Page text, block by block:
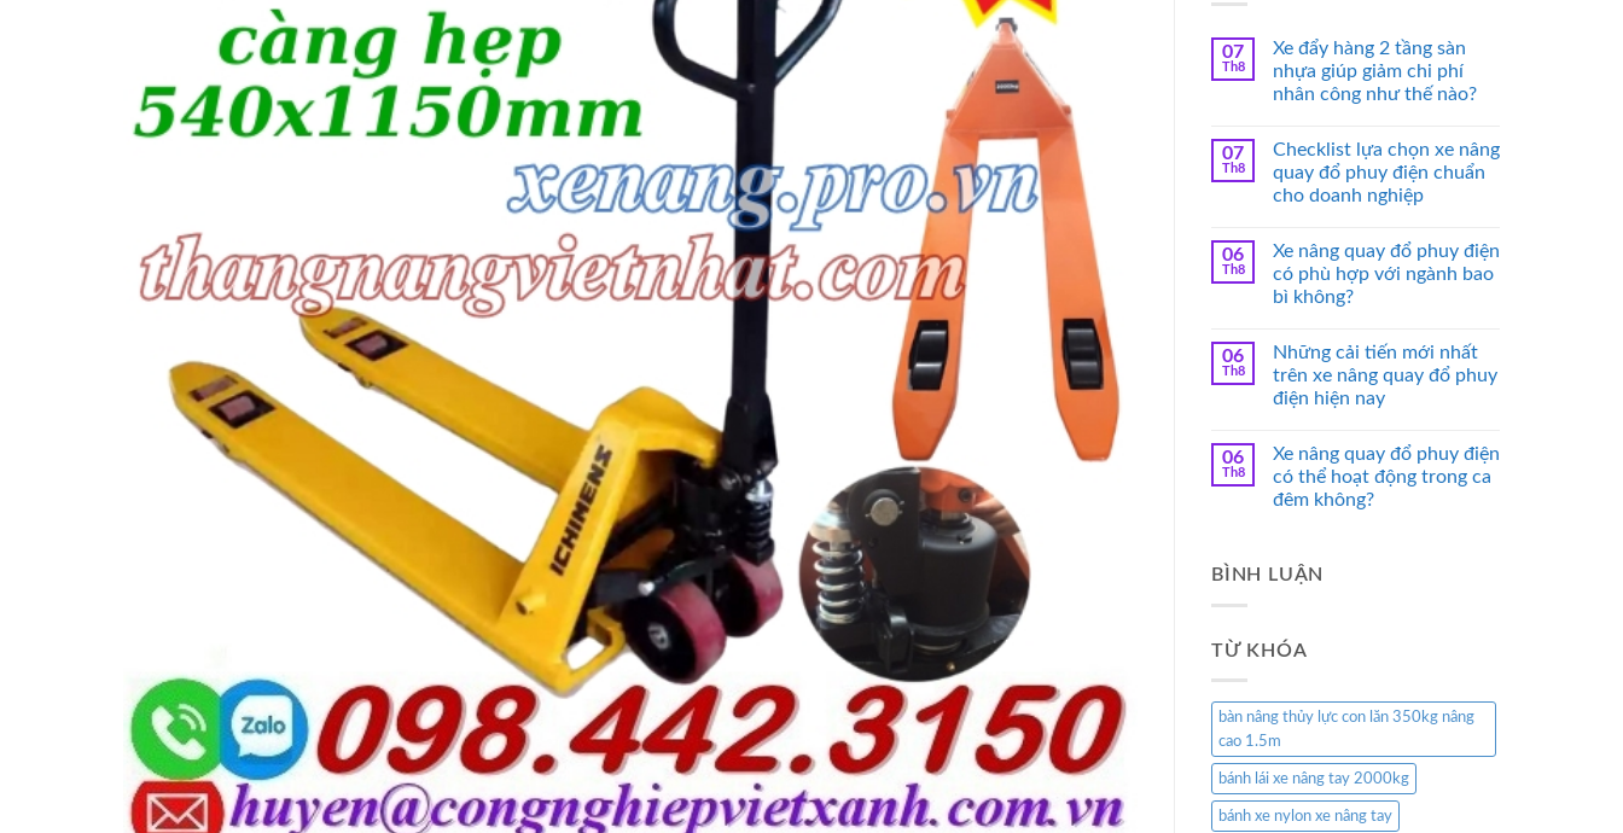
07
Th8
Xe đẩy hàng 2 tầng sàn
nhựa giúp giảm chi phí
nhân công như thế nào?
07
Th8
Checklist lựa chọn xe nâng
quay đổ phuy điện chuẩn
cho doanh nghiệp
06
Th8
Xe nâng quay đổ phuy điện
có phù hợp với ngành bao
bì không?
06
Th8
Những cải tiến mới nhất
trên xe nâng quay đổ phuy
điện hiện nay
06
Th8
Xe nâng quay đổ phuy điện
có thể hoạt động trong ca
đêm không?
BÌNH LUẬN
TỪ KHÓA
bàn nâng thủy lực con lăn 350kg nâng
cao 1.5m
bánh lái xe nâng tay 2000kg
bánh xe nylon xe nâng tay